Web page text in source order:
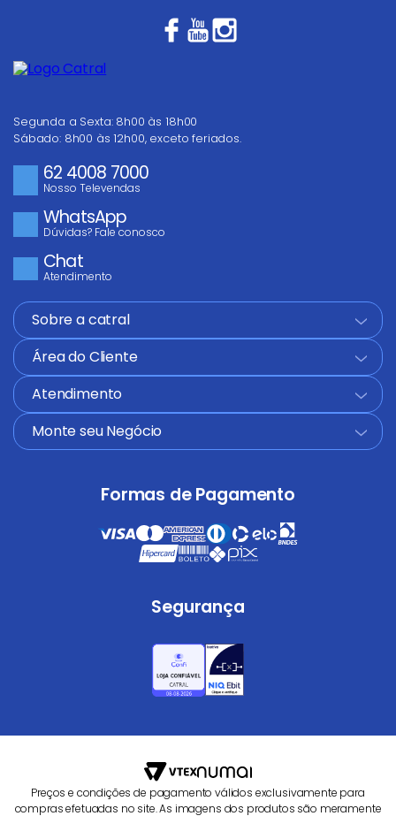
Escreva uma avaliação
ENVIAR AVALIAÇÃO
Segunda a Sexta: 8h00 às 18h00
Sábado: 8h00 às 12h00, exceto feriados.
62 4008 7000
Nosso Televendas
WhatsApp
Dúvidas? Fale conosco
Chat
Atendimento
Sobre a catral
+
Área do Cliente
+
Atendimento
+
Monte seu Negócio
+
Formas de Pagamento
Segurança
Preços e condições de pagamento válidos exclusivamente para
compras efetuadas no site. As imagens dos produtos são meramente